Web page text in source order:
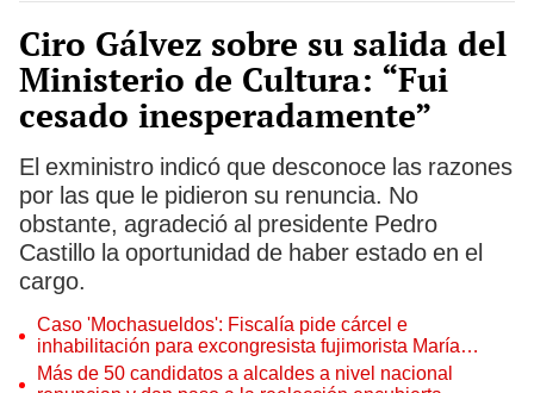
Ciro Gálvez sobre su salida del
Ministerio de Cultura: “Fui
cesado inesperadamente”
El exministro indicó que desconoce las razones
por las que le pidieron su renuncia. No
obstante, agradeció al presidente Pedro
Castillo la oportunidad de haber estado en el
cargo.
Caso 'Mochasueldos': Fiscalía pide cárcel e
inhabilitación para excongresista fujimorista María
Cordero Jon Tay
Más de 50 candidatos a alcaldes a nivel nacional